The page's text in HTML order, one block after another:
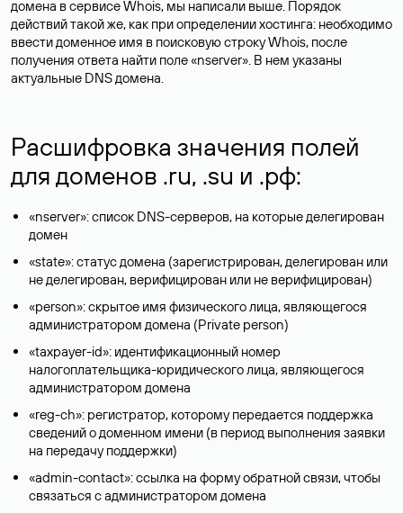
домена в сервисе Whois, мы написали выше. Порядок
действий такой же, как при определении хостинга: необходимо
ввести доменное имя в поисковую строку Whois, после
получения ответа найти поле «nserver». В нем указаны
актуальные DNS домена.
Расшифровка значения полей
для доменов .ru, .su и .рф:
«nserver»: список DNS-серверов, на которые делегирован
домен
«state»: статус домена (зарегистрирован, делегирован или
не делегирован, верифицирован или не верифицирован)
«person»: скрытое имя физического лица, являющегося
администратором домена (Privatе person)
«taxpayer-id»: идентификационный номер
налогоплательщика-юридического лица, являющегося
администратором домена
«reg-ch»: регистратор, которому передается поддержка
сведений о доменном имени (в период выполнения заявки
на передачу поддержки)
«admin-contact»: ссылка на форму обратной связи, чтобы
связаться с администратором домена